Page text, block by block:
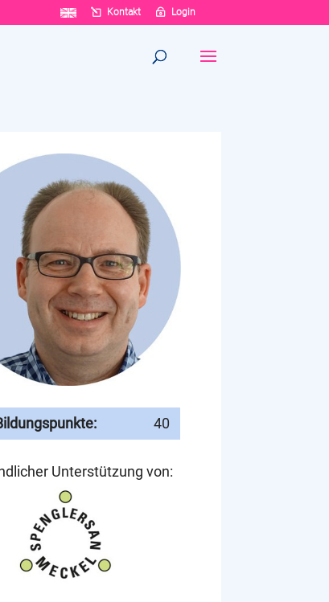
Kontakt Login
40
Unterstützung von: